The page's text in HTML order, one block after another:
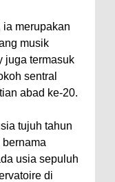
ia merupakan
musik
juga termasuk
sentral
abad ke-20.
tujuh tahun
usia sepuluh
di